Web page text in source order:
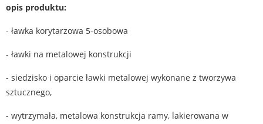
opis produktu:
- ławka korytarzowa 5-osobowa
- ławki na metalowej konstrukcji
- siedzisko i oparcie ławki metalowej wykonane z tworzywa
sztucznego,
- wytrzymała, metalowa konstrukcja ramy, lakierowana w